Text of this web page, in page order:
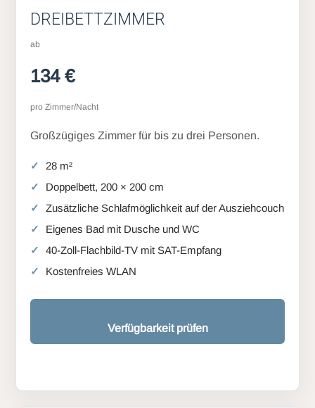
DREIBETTZIMMER
ab
134 €
pro Zimmer/Nacht
Großzügiges Zimmer für bis zu drei Personen.
28 m²
Doppelbett, 200 × 200 cm
Zusätzliche Schlafmöglichkeit auf der Ausziehcouch
Eigenes Bad mit Dusche und WC
40-Zoll-Flachbild-TV mit SAT-Empfang
Kostenfreies WLAN
Verfügbarkeit prüfen